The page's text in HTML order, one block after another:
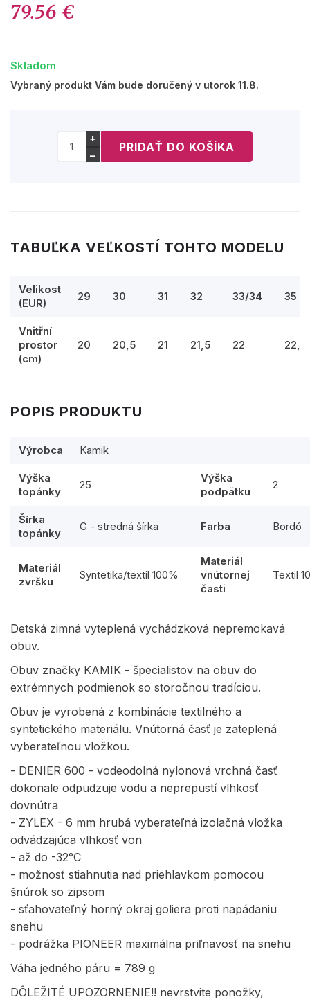
79.56 €
Skladom
Vybraný produkt Vám bude doručený v utorok 11.8.
+
−
TABUĽKA VEĽKOSTÍ TOHTO MODELU
Velikost
(EUR)
29 30 31 32 33/34 35
Vnitřní
prostor
(cm)
20 20,5 21 21,5 22 22,5
POPIS PRODUKTU
Výrobca Kamik
Výška
topánky
25
Výška
podpätku
2
Šírka
topánky
G - stredná šírka Farba Bordó
Materiál
zvršku
Syntetika/textil 100%
Materiál
vnútornej
časti
Textil
Detská zimná vyteplená vychádzková nepremokavá
obuv.
Obuv značky KAMIK - špecialistov na obuv do
extrémnych podmienok so storočnou tradíciou.
Obuv je vyrobená z kombinácie textilného a
syntetického materiálu. Vnútorná časť je zateplená
vyberateľnou vložkou.
- DENIER 600 - vodeodolná nylonová vrchná časť
dokonale odpudzuje vodu a neprepustí vlhkosť
dovnútra
- ZYLEX - 6 mm hrubá vyberateľná izolačná vložka
odvádzajúca vlhkosť von
- až do -32°C
- možnosť stiahnutia nad priehlavkom pomocou
šnúrok so zipsom
- sťahovateľný horný okraj goliera proti napádaniu
snehu
- podrážka PIONEER maximálna priľnavosť na snehu
Váha jedného páru = 789 g
DÔLEŽITÉ UPOZORNENIE!! nevrstvite ponožky,